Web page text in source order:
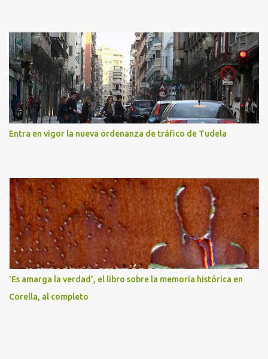
Entra en vigor la nueva ordenanza de tráfico de Tudela
'Es amarga la verdad', el libro sobre la memoria histórica en
Corella, al completo